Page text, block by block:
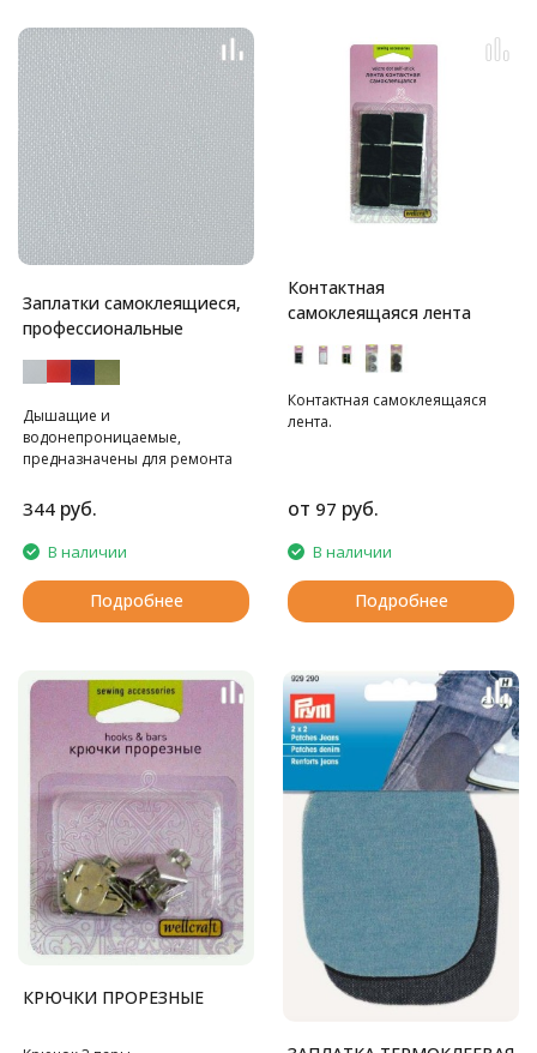
Заплатки самоклеящиеся,
профессиональные
Дышащие и
водонепроницаемые,
предназначены для ремонта
спортивной одежды.
344 руб.
В наличии
Подробнее
Контактная
самоклеящаяся лента
Контактная самоклеящаяся
лента.
от 97 руб.
В наличии
Подробнее
КРЮЧКИ ПРОРЕЗНЫЕ